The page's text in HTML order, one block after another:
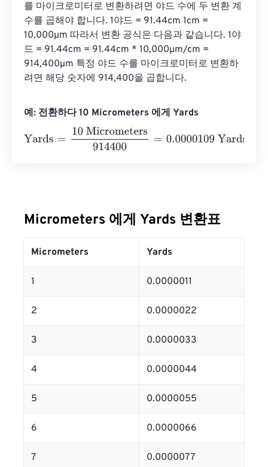
를 마이크로미터로 변환하려면 야드 수에 두 변환 계
수를 곱해야 합니다. 1야드 = 91.44cm 1cm =
10,000µm 따라서 변환 공식은 다음과 같습니다. 1야
드 = 91.44cm = 91.44cm * 10,000µm/cm =
914,400µm 특정 야드 수를 마이크로미터로 변환하
려면 해당 숫자에 914,400을 곱합니다.
예: 전환하다 10 Micrometers 에게 Yards
Yards
10 Micrometers914400 0.0000109 Yards
Micrometers 에게 Yards 변환표
Micrometers Yards
1 0.0000011
2 0.0000022
3 0.0000033
4 0.0000044
5 0.0000055
6 0.0000066
7 0.0000077